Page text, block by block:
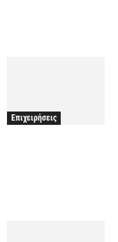
Επιχειρήσεις